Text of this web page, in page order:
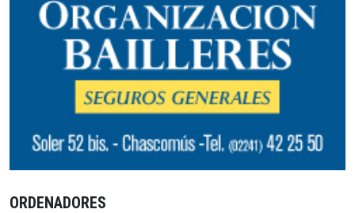
ORDENADORES